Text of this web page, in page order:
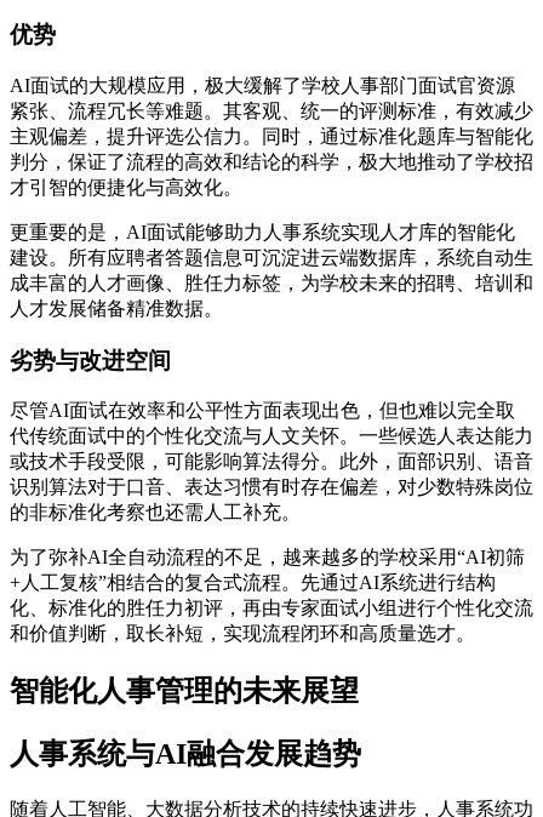
优势
AI面试的大规模应用，极大缓解了学校人事部门面试官资源
紧张、流程冗长等难题。其客观、统一的评测标准，有效减少
主观偏差，提升评选公信力。同时，通过标准化题库与智能化
判分，保证了流程的高效和结论的科学，极大地推动了学校招
才引智的便捷化与高效化。
更重要的是，AI面试能够助力人事系统实现人才库的智能化
建设。所有应聘者答题信息可沉淀进云端数据库，系统自动生
成丰富的人才画像、胜任力标签，为学校未来的招聘、培训和
人才发展储备精准数据。
劣势与改进空间
尽管AI面试在效率和公平性方面表现出色，但也难以完全取
代传统面试中的个性化交流与人文关怀。一些候选人表达能力
或技术手段受限，可能影响算法得分。此外，面部识别、语音
识别算法对于口音、表达习惯有时存在偏差，对少数特殊岗位
的非标准化考察也还需人工补充。
为了弥补AI全自动流程的不足，越来越多的学校采用“AI初筛
+人工复核”相结合的复合式流程。先通过AI系统进行结构
化、标准化的胜任力初评，再由专家面试小组进行个性化交流
和价值判断，取长补短，实现流程闭环和高质量选才。
智能化人事管理的未来展望
人事系统与AI融合发展趋势
随着人工智能、大数据分析技术的持续快速进步，人事系统功